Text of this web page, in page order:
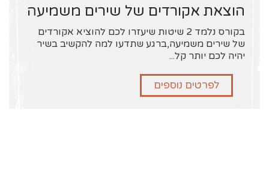
הוצאת אקורדים של שירים משמיעה
בקורס נלמד 2 שיטות שיעזרו לכם להוציא אקורדים
של שירים משמיעה,ברגע שתדעו למה להקשיב בשיר
יהיה לכם יותר קל...
לפרטים נוספים